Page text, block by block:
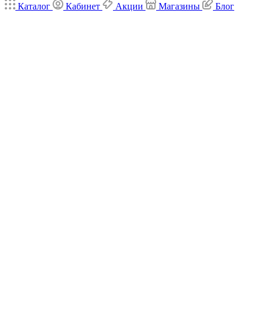
Каталог Кабинет Акции Магазины Блог